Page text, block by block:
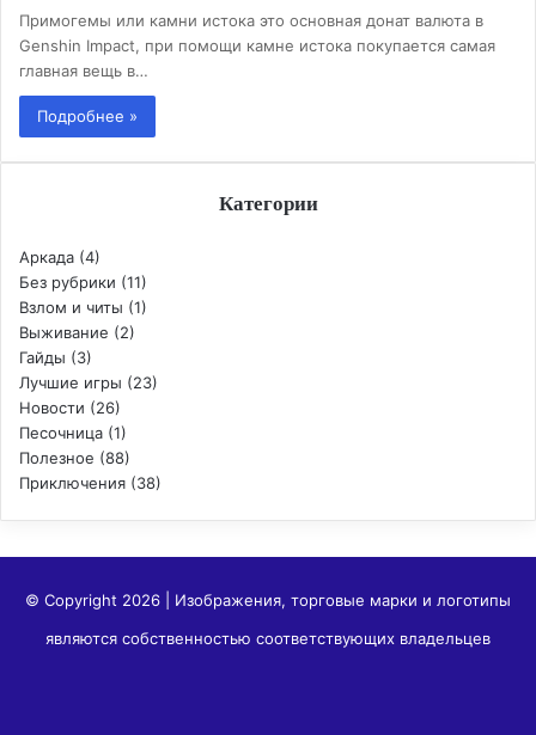
Примогемы или камни истока это основная донат валюта в
Genshin Impact, при помощи камне истока покупается самая
главная вещь в…
Подробнее »
Категории
Аркада (4)
Без рубрики (11)
Взлом и читы (1)
Выживание (2)
Гайды (3)
Лучшие игры (23)
Новости (26)
Песочница (1)
Полезное (88)
Приключения (38)
© Copyright 2026 | Изображения, торговые марки и логотипы
являются собственностью соответствующих владельцев